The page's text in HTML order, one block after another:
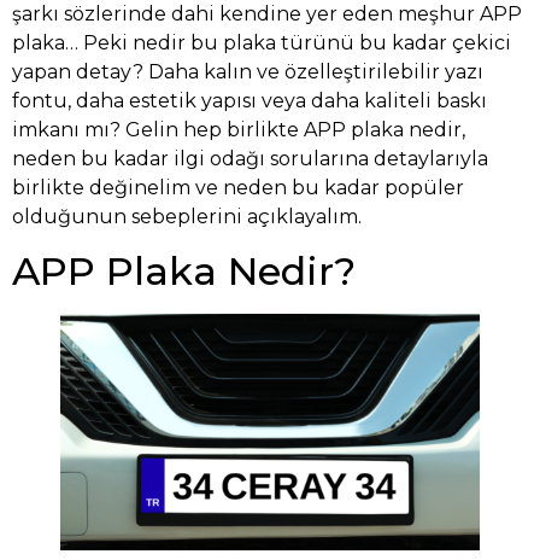
şarkı sözlerinde dahi kendine yer eden meşhur APP
plaka… Peki nedir bu plaka türünü bu kadar çekici
yapan detay? Daha kalın ve özelleştirilebilir yazı
fontu, daha estetik yapısı veya daha kaliteli baskı
imkanı mı? Gelin hep birlikte APP plaka nedir,
neden bu kadar ilgi odağı sorularına detaylarıyla
birlikte değinelim ve neden bu kadar popüler
olduğunun sebeplerini açıklayalım.
APP Plaka Nedir?